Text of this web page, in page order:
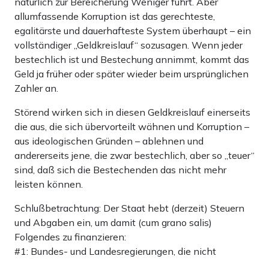
allumfassende Korruption ist das gerechteste,
egalitärste und dauerhafteste System überhaupt – ein
vollständiger „Geldkreislauf“ sozusagen. Wenn jeder
bestechlich ist und Bestechung annimmt, kommt das
Geld ja früher oder später wieder beim ursprünglichen
Zahler an.
Störend wirken sich in diesen Geldkreislauf einerseits
die aus, die sich übervorteilt wähnen und Korruption –
aus ideologischen Gründen – ablehnen und
andererseits jene, die zwar bestechlich, aber so „teuer“
sind, daß sich die Bestechenden das nicht mehr
leisten können.
Schlußbetrachtung: Der Staat hebt (derzeit) Steuern
und Abgaben ein, um damit (cum grano salis)
Folgendes zu finanzieren:
#1: Bundes- und Landesregierungen, die nicht